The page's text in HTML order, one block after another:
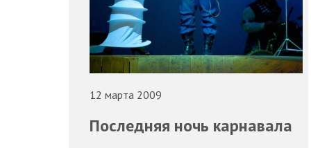
12 марта 2009
Последняя ночь карнавала